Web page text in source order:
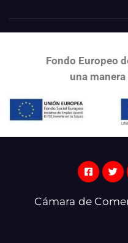
Fondo Europeo
una
Cámara de